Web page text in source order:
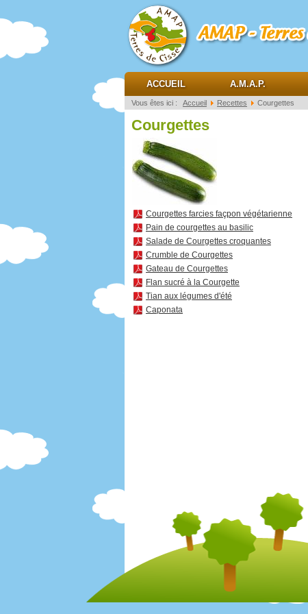
AMAP Terres de cisse
ACCUEIL A.M.A.P.
Vous êtes ici : Accueil Recettes Courgettes
Courgettes
Courgettes farcies façpon végétarienne
Pain de courgettes au basilic
Salade de Courgettes croquantes
Crumble de Courgettes
Gateau de Courgettes
Flan sucré à la Courgette
Tian aux légumes d'été
Caponata